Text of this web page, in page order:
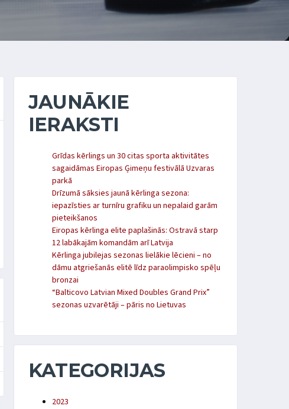
JAUNĀKIE
IERAKSTI
Grīdas kērlings un 30 citas sporta aktivitātes
sagaidāmas Eiropas Ģimeņu festivālā Uzvaras
parkā
Drīzumā sāksies jaunā kērlinga sezona:
iepazīsties ar turnīru grafiku un nepalaid garām
pieteikšanos
Eiropas kērlinga elite paplašinās: Ostravā starp
12 labākajām komandām arī Latvija
Kērlinga jubilejas sezonas lielākie lēcieni – no
dāmu atgriešanās elitē līdz paraolimpisko spēļu
bronzai
“Balticovo Latvian Mixed Doubles Grand Prix”
sezonas uzvarētāji – pāris no Lietuvas
KATEGORIJAS
2023